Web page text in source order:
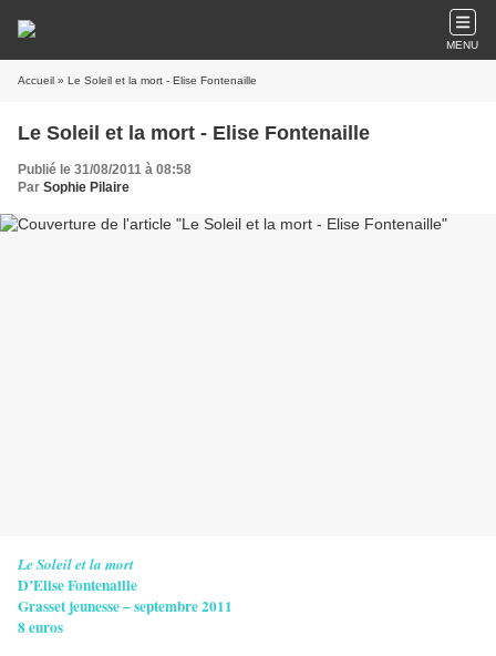
MENU
Accueil » Le Soleil et la mort - Elise Fontenaille
Le Soleil et la mort - Elise Fontenaille
Publié le 31/08/2011 à 08:58
Par Sophie Pilaire
Le Soleil et la mort
D’Elise Fontenaille
Grasset jeunesse – septembre 2011
8 euros